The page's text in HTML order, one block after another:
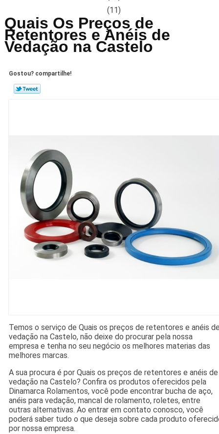
(11)
Quais Os Preços de
Retentores e Anéis de
Vedação na Castelo
Gostou? compartilhe!
Temos o serviço de Quais os preços de retentores e anéis
vedação na Castelo, não deixe do procurar pela nossa
empresa e tenha no seu negócio os melhores materias das
melhores marcas.
A sua procura é por Quais os preços de retentores e anéis de
vedação na Castelo? Confira os produtos oferecidos pela
Dinamarca Rolamentos, você pode encontrar bucha de aço,
anéis para vedação, mancal de rolamento, roletes, entre
outras alternativas. Ao entrar em contato conosco, você
poderá saber tudo o que deseja sobre cada produto
por nossa empresa.